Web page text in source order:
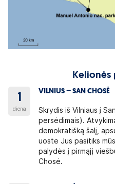
Kelionės
1
diena
VILNIUS – SAN CHOSĖ
Skrydis iš Vilniaus į
persėdimais).
demokratišką šalį,
uoste Jus pasitiks
palydės į pirmąjį
Chosė.